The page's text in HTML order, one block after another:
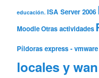
educación. ISA Server 2006
MoodleOtras actividades
Píldoras express - vmware
locales y wan